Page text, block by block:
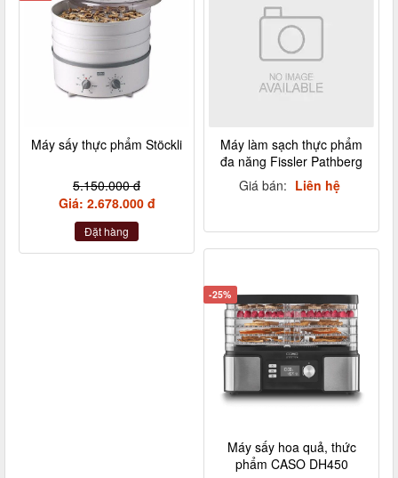
Máy sấy thực phẩm Stöckli
5.150.000 đ
Giá: 2.678.000 đ
Đặt hàng
Máy làm sạch thực phẩm
đa năng Fissler Pathberg
Giá bán: Liên hệ
-25%
Máy sấy hoa quả, thức
phẩm CASO DH450